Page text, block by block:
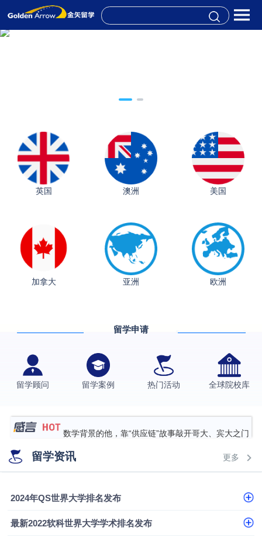
英国 澳洲 美国
加拿大 亚洲 欧洲
留学申请
留学顾问 留学案例 热门活动 全球院校库
从上海财大2+2到谢菲尔德：低均分逆袭QS百强金
香港理工大学王牌专业录取案例
伯明翰大学数字媒体与创意产业硕士录取案例
西南财经大学投资学背景，成功斩获英国名校多份
硕士录取
数学背景的他，靠“供应链”故事敲开哥大、宾大之门
专科逆袭伦敦大学学院UCL录取案例解析
香港浸会大学伦理与公共事务硕士录取
从上海财大2+2到谢菲尔德：低均分逆袭QS百强金
留学资讯 更多
2024年QS世界大学排名发布
最新2022软科世界大学学术排名发布